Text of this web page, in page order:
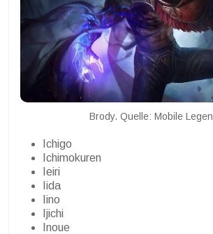
Brody. Quelle: Mobile
Ichigo
Ichimokuren
Ieiri
Iida
Iino
Ijichi
Inoue